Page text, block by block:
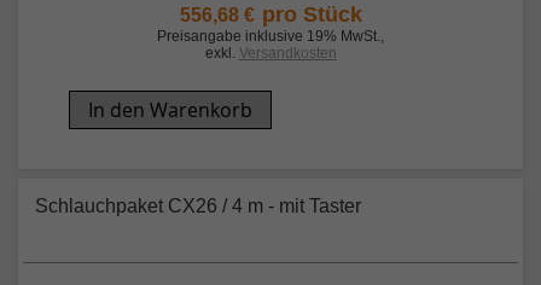
556,68 € pro Stück
Preisangabe inklusive 19% MwSt.
exkl. Versandkosten
In den Warenkorb
Schlauchpaket CX26 / 4 m - mit Taster